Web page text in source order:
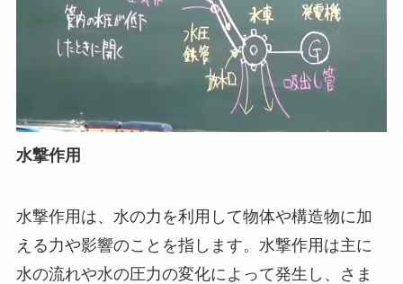
水撃作用
水撃作用は、水の力を利用して物体や構造物に加
える力や影響のことを指します。水撃作用は主に
水の流れや水の圧力の変化によって発生し、さま